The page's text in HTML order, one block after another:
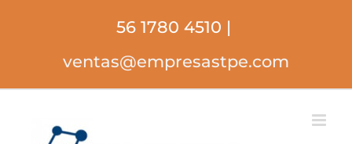
56 1780 4510 |
ventas@empresastpe.com